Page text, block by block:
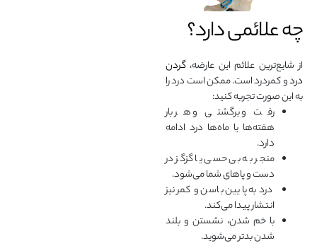
چه علائمی دارد؟
از شایع‌ترین علائم این عارضه، گردن
دردو کمردرد است. ممکن است درد را
به این صورت تجربه کنید:
رفت و برگشتی و هر بار
هفته‌ها یا ماه‌ها درد ادامه
دارد.
منجر به بی حسی یا گزگز در
دست و پاهای شما می‌شود.
درد به پایین باسن و کمر نیز
انتشار پیدا می‌کند.
با خم شدن، نشستن و بلند
شدن بدتر می‌شوید.